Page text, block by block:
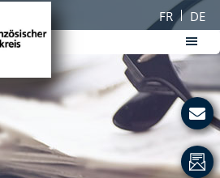
FR DE